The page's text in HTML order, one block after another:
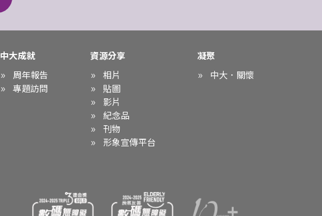
中大成就
周年報告
專題訪問
資源分享
相片
貼圖
影片
紀念品
刊物
形象宣傳平台
凝聚
中大．關懷